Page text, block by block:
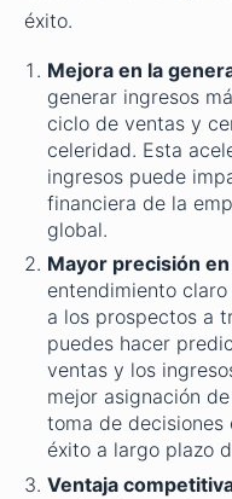
éxito.
Mejora en la
generar ingresos
ciclo de ventas y
celeridad. Esta
ingresos puede
financiera de la
global.
Mayor precisión
entendimiento
a los prospectos a
puedes hacer
ventas y los
mejor asignación
toma de
éxito a largo plazo
Ventaja